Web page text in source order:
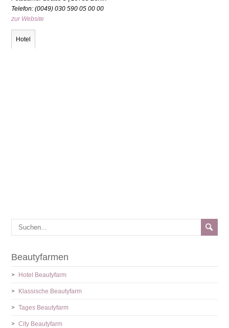
Telefon: (0049) 030 590 05 00 00
zur Website
Hotel
Beautyfarmen
Hotel Beautyfarm
Klassische Beautyfarm
Tages Beautyfarm
City Beautyfarm